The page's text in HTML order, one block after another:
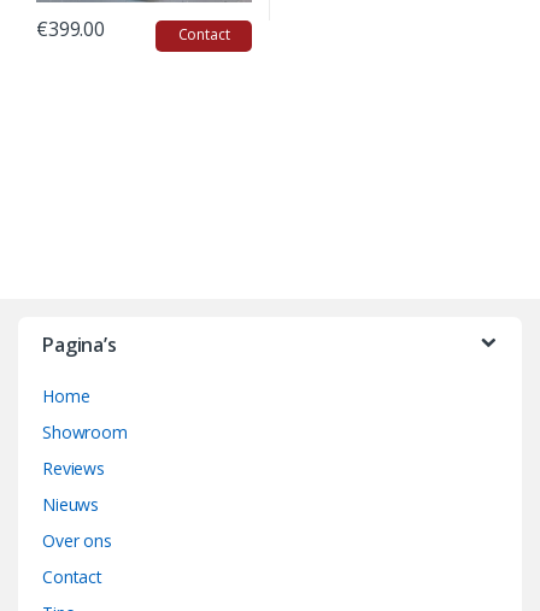
€399.00 Contact
Pagina’s
Home
Showroom
Reviews
Nieuws
Over ons
Contact